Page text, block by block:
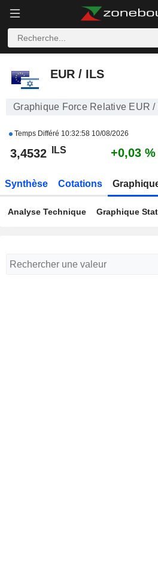
EUR / ILS
EUR / ILS
Graphique Force Relative EUR /
Temps Différé 10:32:58 10/08/2026
3,4532 ILS +0,03 %
Synthèse Cotations
Analyse Technique Graphique